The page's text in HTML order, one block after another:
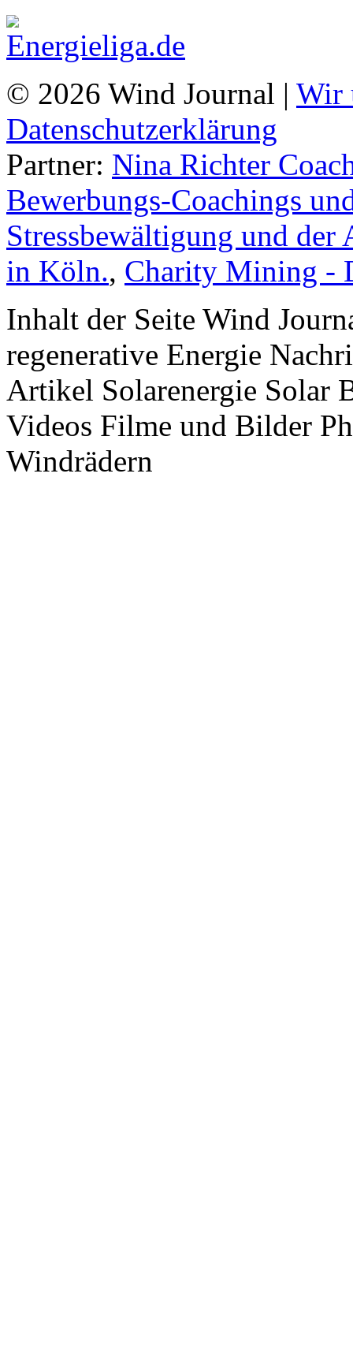
© 2026 Wind Journal | Wir
Datenschutzerklärung
Partner: Nina Richter
Bewerbungs-Coachings
Stressbewältigung und
in Köln., Charity Mining -
Inhalt der Seite Wind
regenerative Energie
Artikel Solarenergie Solar
Videos Filme und Bilder
Windrädern